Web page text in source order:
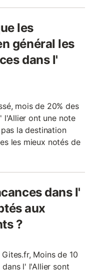
les
général les
dans l'
mois de 20% des
l'Allier ont une note
la destination
les mieux notés de
dans l'
aux
?
Moins de 10
l' l'Allier sont